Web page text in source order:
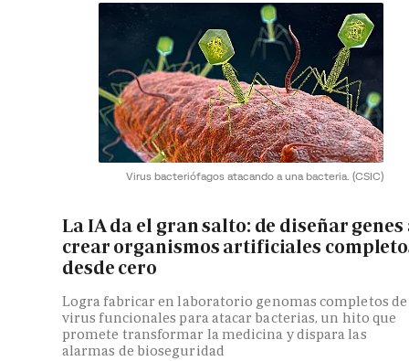
Virus bacteriófagos atacando a una bacteria. (CSIC)
La IA da el gran salto: de diseñar genes
crear organismos artificiales
desde cero
Logra fabricar en laboratorio genomas completos de
virus funcionales para atacar bacterias, un hito que
promete transformar la medicina y dispara las
alarmas de bioseguridad